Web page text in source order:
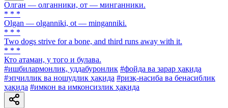
Олган — олганники, от — минганники.
* * *
Olgan — olganniki, ot — minganniki.
* * *
Two dogs strive for a bone, and third runs away with it.
* * *
Кто атаман, у того и булава.
#ишбилармонлик, уддабуронлик #фойда ва зарар ҳақида
#эпчиллик ва ношудлик ҳақида #ризқ-насиба ва бенасиблик
ҳақида #имкон ва имконсизлик ҳақида